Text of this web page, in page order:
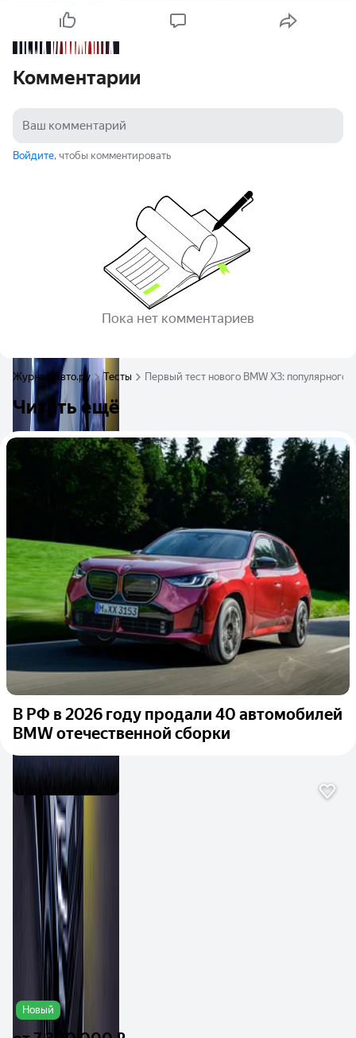
Комментарии
Войдите, чтобы комментировать
Пока нет комментариев
Журнал Авто.ру Тесты Первый тест нового BMW X3:
Читать ещё
В РФ в 2026 году продали 40 автомобилей
BMW отечественной сборки
Новый